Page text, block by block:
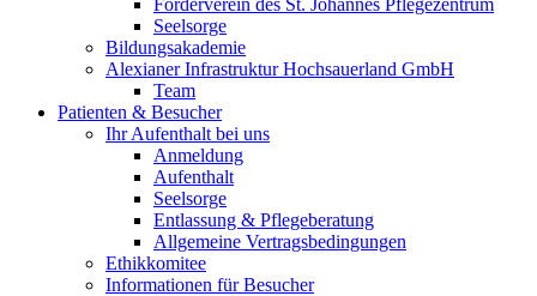
Förderverein des St. Johannes Pflegezentrum
Seelsorge
Bildungsakademie
Alexianer Infrastruktur Hochsauerland GmbH
Team
Patienten & Besucher
Ihr Aufenthalt bei uns
Anmeldung
Aufenthalt
Seelsorge
Entlassung & Pflegeberatung
Allgemeine Vertragsbedingungen
Ethikkomitee
Informationen für Besucher